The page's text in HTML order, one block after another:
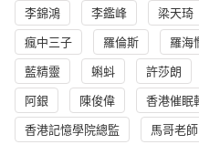
李錦鴻 李鑑峰 梁天琦
瘋中三子 羅倫斯 羅海
藍精靈 蝌蚪 許莎朗
阿銀 陳俊偉 香港催眠
香港記憶學院總監 馬哥老師